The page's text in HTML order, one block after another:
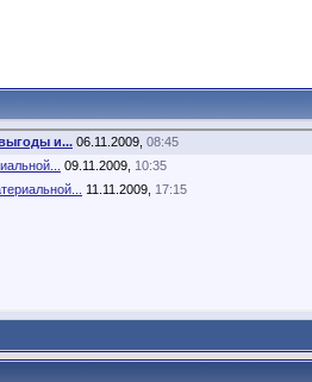
и... 06.11.2009, 08:45
09.11.2009, 10:35
11.11.2009, 17:15